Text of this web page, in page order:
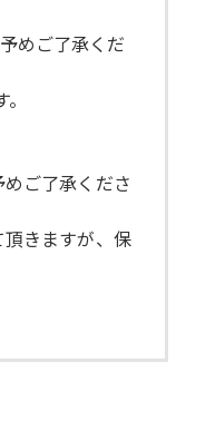
めご了承くだ
ご了承くださ
きますが、保